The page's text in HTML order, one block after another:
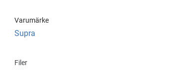
Varumärke
Supra
Filer